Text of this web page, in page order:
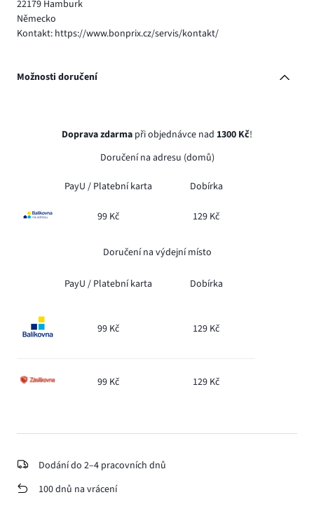
22179 Hamburk
Německo
Kontakt: https://www.bonprix.cz/servis/kontakt/
Možnosti doručení
Doprava zdarma při objednávce nad 1300 Kč!
Doručení na adresu (domů)
PayU / Platební karta Dobírka
99 Kč 129 Kč
Doručení na výdejní místo
PayU / Platební karta Dobírka
99 Kč 129 Kč
99 Kč 129 Kč
Dodání do 2–4 pracovních dnů
100 dnů na vrácení